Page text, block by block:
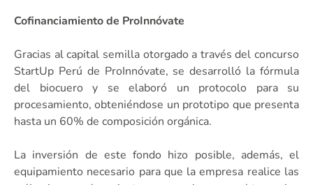
Cofinanciamiento de ProInnóvate
Gracias al capital semilla otorgado a través del concurso
StartUp Perú de ProInnóvate, se desarrolló la fórmula
del biocuero y se elaboró un protocolo para su
procesamiento, obteniéndose un prototipo que presenta
hasta un 60% de composición orgánica.
La inversión de este fondo hizo posible, además, el
equipamiento necesario para que la empresa realice las